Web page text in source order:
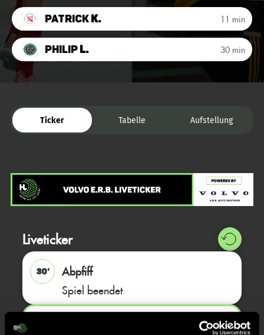
PatrickK. 11 min
PhilipL. 30 min
Ticker Tabelle Aufstellung
Liveticker
30'
Abpfiff
Spiel beendet